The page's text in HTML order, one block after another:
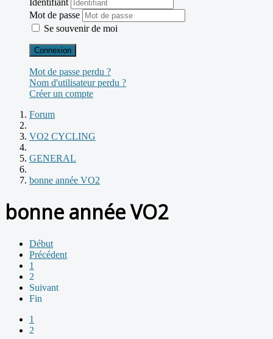
Identifiant
Mot de passe
Se souvenir de moi
Connexion
Mot de passe perdu ?
Nom d'utilisateur perdu ?
Créer un compte
Forum
VO2 CYCLING
GENERAL
bonne année VO2
bonne année VO2
Début
Précédent
1
2
Suivant
Fin
1
2